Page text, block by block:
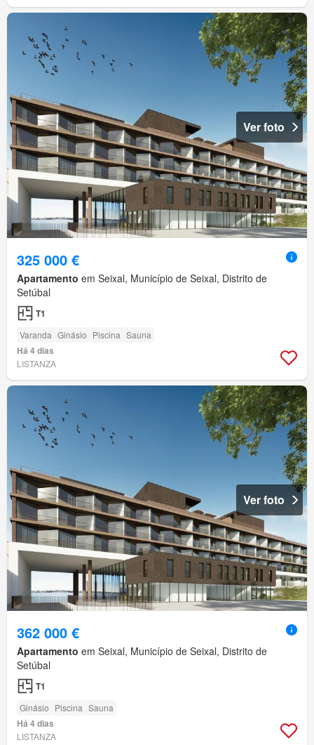
Ver foto
325 000 €
Apartamento em Seixal, Município de Seixal, Distrito de
Setúbal
T1
Varanda Ginásio Piscina Sauna
Há 4 dias
LISTANZA
Ver foto
362 000 €
Apartamento em Seixal, Município de Seixal, Distrito de
Setúbal
T1
Ginásio Piscina Sauna
Há 4 dias
LISTANZA